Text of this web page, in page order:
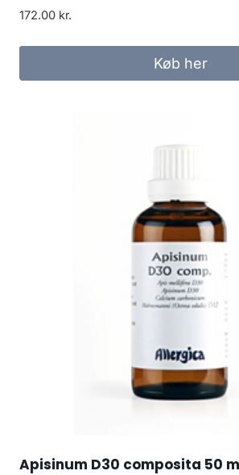
172.00 kr.
Køb her
Apisinum D30 composita 50